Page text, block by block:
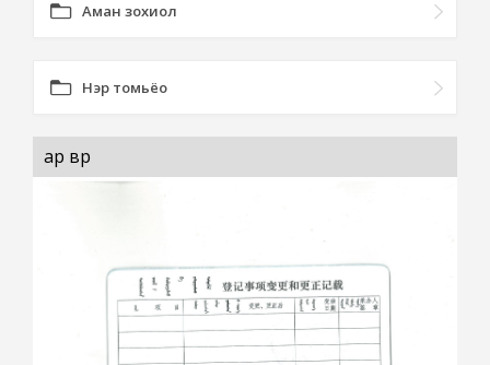
Аман зохиол
Нэр томьёо
ар өвөр